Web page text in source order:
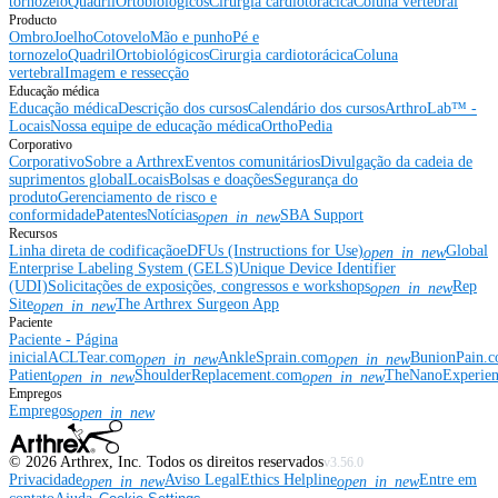
Producto
OmbroJoelhoCotoveloMão e punhoPé e
tornozeloQuadrilOrtobiológicosCirurgia cardiotorácicaColuna
vertebralImagem e ressecção
Educação médica
Educação médicaDescrição dos cursosCalendário dos cursosArthroLab™ -
LocaisNossa equipe de educação médicaOrthoPedia
Corporativo
CorporativoSobre a ArthrexEventos comunitáriosDivulgação da cadeia de
suprimentos globalLocaisBolsas e doaçõesSegurança do
produtoGerenciamento de risco e
conformidadePatentesNotíciasopen_in_newSBA Support
Recursos
Linha direta de codificaçãoeDFUs (Instructions for Use)open_in_newGlobal
Enterprise Labeling System (GELS)Unique Device Identifier
(UDI)Solicitações de exposições, congressos e workshopsopen_in_newRep
Siteopen_in_newThe Arthrex Surgeon App
Paciente
Paciente - Página
inicialACLTear.comopen_in_newAnkleSprain.comopen_in_new
Patientopen_in_newShoulderReplacement.comopen_in_new
Empregos
Empregosopen_in_new
© 2026 Arthrex, Inc. Todos os direitos reservadosv3.56.0
Privacidadeopen_in_newAviso LegalEthics Helplineopen_in_newEntre em